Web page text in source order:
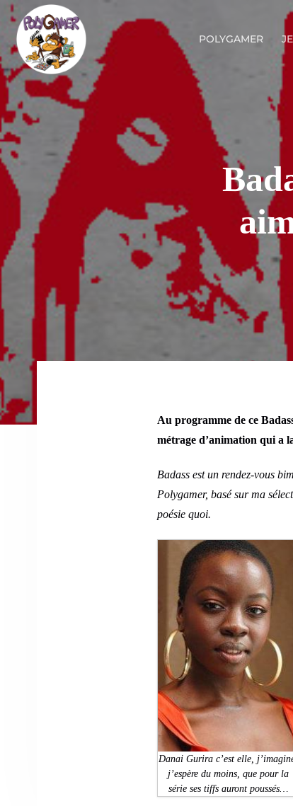
POLYGAMER
Au programme de ce
métrage d’animation qui a
Badass est un rendez-vous
Polygamer, basé sur ma
poésie quoi.
Danai Gurira c’est elle,
j’espère du moins, que pour la
série ses tiffs auront poussés…